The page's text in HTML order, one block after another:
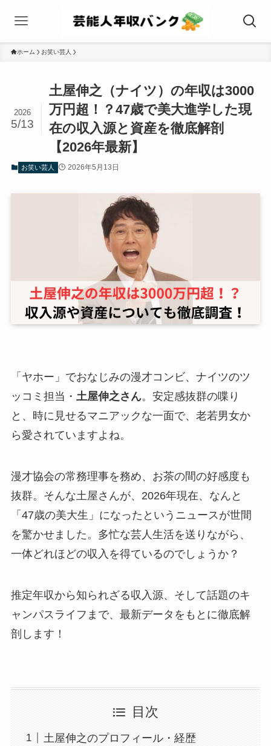
ホーム お笑い芸人
土屋伸之（ナイツ）の年収は3000
万円超！？47歳で美大進学した現
在の収入源と資産を徹底解剖
【2026年最新】
2026
5/13
お笑い芸人 2026年5月13日
「ヤホー」でおなじみの漫才コンビ、ナイツのツ
ッコミ担当・ 土屋伸之さん。安定感抜群の喋り
と、時に見せるマニアックな一面で、老若男女か
ら愛されていますよね。
漫才協会の常務理事を務め、お茶の間の好感度も
抜群。そんな土屋さんが、2026年現在、なんと
「47歳の美大生」になったというニュースが世間
を驚かせました。多忙な芸人生活を送りながら、
一体どれほどの収入を得ているのでしょうか？
推定年収から知られざる収入源、そして話題のキ
ャンパスライフまで、最新データをもとに徹底解
剖します！
目次
土屋伸之のプロフィール・経歴